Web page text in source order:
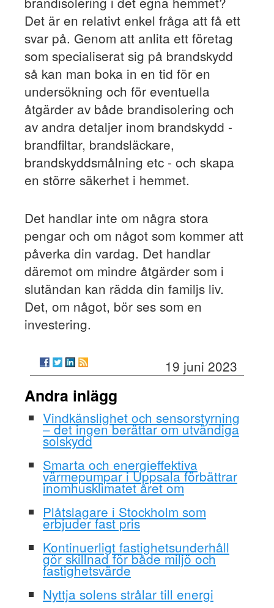
Det är en relativt enkel fråga att få ett
svar på. Genom att anlita ett företag
som specialiserat sig på brandskydd
så kan man boka in en tid för en
undersökning och för eventuella
åtgärder av både brandisolering och
av andra detaljer inom brandskydd -
brandfiltar, brandsläckare,
brandskyddsmålning etc - och skapa
en större säkerhet i hemmet.
Det handlar inte om några stora
pengar och om något som kommer att
påverka din vardag. Det handlar
däremot om mindre åtgärder som i
slutändan kan rädda din familjs liv.
Det, om något, bör ses som en
investering.
19 juni 2023
Andra inlägg
Vindkänslighet och sensorstyrning
– det ingen berättar om utvändiga
solskydd
Smarta och energieffektiva
värmepumpar i Uppsala förbättrar
inomhusklimatet året om
Plåtslagare i Stockholm som
erbjuder fast pris
Kontinuerligt fastighetsunderhåll
gör skillnad för både miljö och
fastighetsvärde
Nyttja solens strålar till energi